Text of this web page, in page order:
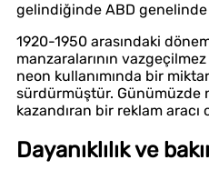
gelindiğinde ABD
1920-1950 arasındaki
manzaralarının
neon kullanımında bir
sürdürmüştür. Günümüzde
kazandıran bir reklam
Dayanıklılık ve